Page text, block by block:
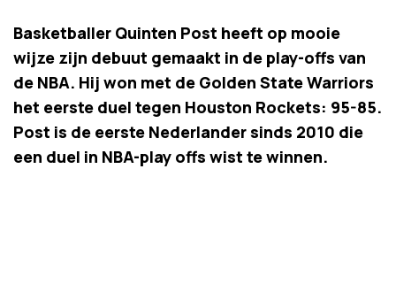
Basketballer Quinten Post heeft op mooie
wijze zijn debuut gemaakt in de play-offs van
de NBA. Hij won met de Golden State Warriors
het eerste duel tegen Houston Rockets: 95-85.
Post is de eerste Nederlander sinds 2010 die
een duel in NBA-play offs wist te winnen.